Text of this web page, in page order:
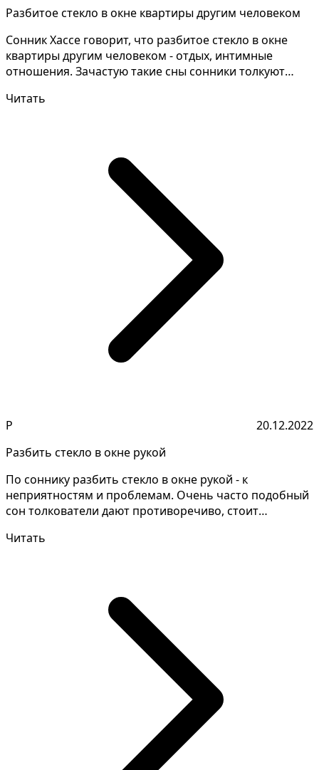
Разбитое стекло в окне квартиры другим человеком
Сонник Хассе говорит, что разбитое стекло в окне
квартиры другим человеком - отдых, интимные
отношения. Зачастую такие сны сонники толкуют
Читать
Р
20.12.2022
Разбить стекло в окне рукой
По соннику разбить стекло в окне рукой - к
неприятностям и проблемам. Очень часто подобный
сон толкователи дают противоречиво, стоит
Читать